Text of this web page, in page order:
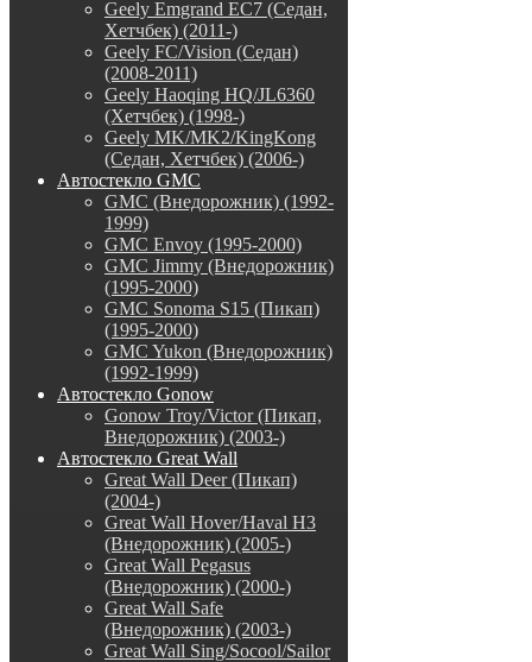
Geely Emgrand EC7 (Седан,
Хетчбек) (2011-)
Geely FC/Vision (Седан)
(2008-2011)
Geely Haoqing HQ/JL6360
(Хетчбек) (1998-)
Geely MK/MK2/KingKong
(Седан, Хетчбек) (2006-)
Автостекло GMC
GMC (Внедорожник) (1992-
1999)
GMC Envoy (1995-2000)
GMC Jimmy (Внедорожник)
(1995-2000)
GMC Sonoma S15 (Пикап)
(1995-2000)
GMC Yukon (Внедорожник)
(1992-1999)
Автостекло Gonow
Gonow Troy/Victor (Пикап,
Внедорожник) (2003-)
Автостекло Great Wall
Great Wall Deer (Пикап)
(2004-)
Great Wall Hover/Haval H3
(Внедорожник) (2005-)
Great Wall Pegasus
(Внедорожник) (2000-)
Great Wall Safe
(Внедорожник) (2003-)
Great Wall Sing/Socool/Sailor